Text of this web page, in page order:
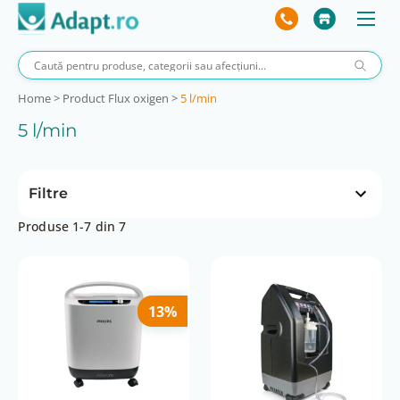
Home> Product Flux oxigen > 5 l/min
5 l/min
Filtre
202 lei
Altitudinea de operare
0 până la 2286 metri
Concentratie oxigen
Produse 1-7 din 7
13%